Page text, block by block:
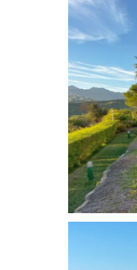
más alta de
comunes,
gran piscina
materiales
consta de 2
equipada,
una
de golf, con